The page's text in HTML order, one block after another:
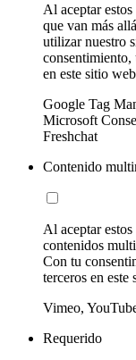
Al aceptar
que van más
utilizar nuestro
consentimiento,
en este sitio
Google Tag
Microsoft
Freshchat
Contenido
Al aceptar
contenidos
Con tu
terceros en este
Vimeo,
Requerido